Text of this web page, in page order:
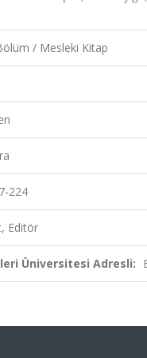
/ Mesleki Kitap
224
Editör
Üniversitesi Adresli: